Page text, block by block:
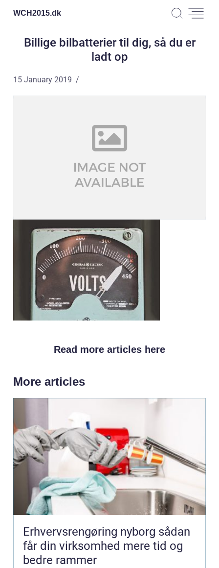
WCH2015.dk
Billige bilbatterier til dig, så du er
ladt op
15 January 2019
Read more articles here
More articles
Erhvervsrengøring nyborg sådan
får din virksomhed mere tid og
bedre rammer